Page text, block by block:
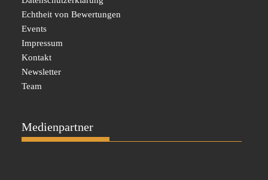
Echtheit von Bewertungen
Events
Impressum
Kontakt
Newsletter
Team
Medienpartner